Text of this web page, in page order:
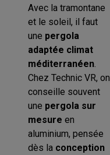
Avec la tramontane
et le soleil, il faut
une pergola
adaptée climat
méditerranéen
Chez Technic VR, on
conseille souvent
une pergola sur
mesure en
aluminium, pensée
dès la conception